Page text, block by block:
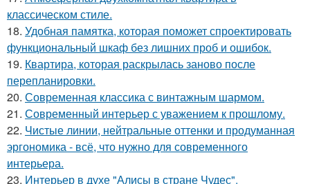
классическом стиле.
18. Удобная памятка, которая поможет спроектировать
функциональный шкаф без лишних проб и ошибок.
19. Квартира, которая раскрылась заново после
перепланировки.
20. Современная классика с винтажным шармом.
21. Современный интерьер с уважением к прошлому.
22. Чистые линии, нейтральные оттенки и продуманная
эргономика - всё, что нужно для современного
интерьера.
23. Интерьер в духе "Алисы в стране Чудес".